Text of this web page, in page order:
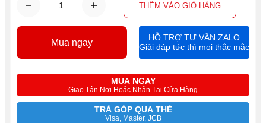
THÊM VÀO GIỎ HÀNG
MUA NGAY
Giao Tận Nơi Hoặc Nhận Tại Cửa Hàng
TRẢ GÓP QUA THẺ
Visa, Master, JCB
Mua ngay
HỖ TRỢ TƯ VẤN ZALO
Giải đáp tức thì mọi thắc mắc